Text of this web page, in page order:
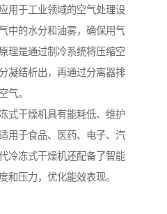
用于工业领域的空气处理设
中的水分和油雾，确保用气
理是通过制冷系统将压缩空
凝结析出，再通过分离器排
气。
式干燥机具有能耗低、维护
用于食品、医药、电子、汽
冷冻式干燥机还配备了智能
和压力，优化能效表现。